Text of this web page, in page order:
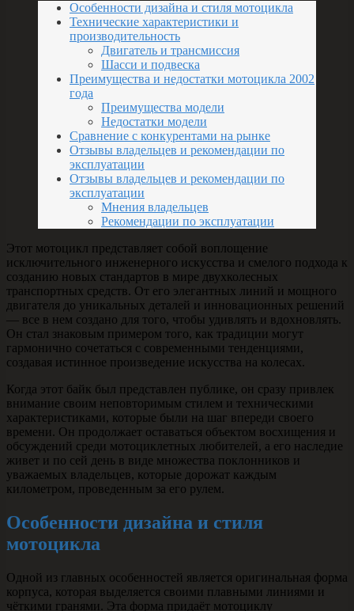
Особенности дизайна и стиля мотоцикла
Технические характеристики и
производительность
Двигатель и трансмиссия
Шасси и подвеска
Преимущества и недостатки мотоцикла 2002
года
Преимущества модели
Недостатки модели
Сравнение с конкурентами на рынке
Отзывы владельцев и рекомендации по
эксплуатации
Отзывы владельцев и рекомендации по
эксплуатации
Мнения владельцев
Рекомендации по эксплуатации
Этот мотоцикл представляет собой воплощение
исключительного инженерного искусства и смелого подхода к
созданию новых стандартов в мире двухколесных
транспортных средств. От его элегантных линий и мощного
двигателя до уникальных деталей и инновационных решений
— все в нем создано для того, чтобы удивлять и вдохновлять.
Он стал знаковым примером того, как традиции могут
гармонично сочетаться с современными тенденциями,
создавая истинное произведение искусства на колесах.
Когда этот байк был представлен публике, он сразу привлек
внимание своим неповторимым стилем и техническими
характеристиками, которые были на шаг впереди своего
времени. Он продолжает оставаться объектом восхищения и
обсуждений среди мотоциклетных любителей, а его наследие
живет и по сей день в виде множества поклонников и
уважаемых владельцев, которые дорожат каждым
километром, проведенным за его рулем.
Особенности дизайна и стиля
мотоцикла
Одной из главных особенностей является оригинальная форма
корпуса, которая выделяется своими плавными линиями и
чёткими гранями. Эта форма придаёт мотоциклу